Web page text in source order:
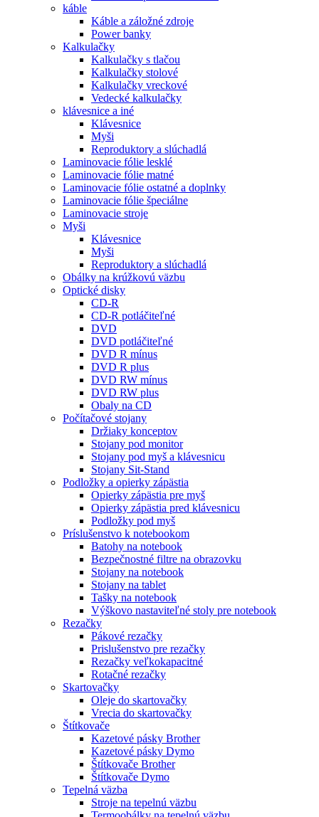
káble
Káble a záložné zdroje
Power banky
Kalkulačky
Kalkulačky s tlačou
Kalkulačky stolové
Kalkulačky vreckové
Vedecké kalkulačky
klávesnice a iné
Klávesnice
Myši
Reproduktory a slúchadlá
Laminovacie fólie lesklé
Laminovacie fólie matné
Laminovacie fólie ostatné a doplnky
Laminovacie fólie špeciálne
Laminovacie stroje
Myši
Klávesnice
Myši
Reproduktory a slúchadlá
Obálky na krúžkovú väzbu
Optické disky
CD-R
CD-R potláčiteľné
DVD
DVD potláčiteľné
DVD R mínus
DVD R plus
DVD RW mínus
DVD RW plus
Obaly na CD
Počítačové stojany
Držiaky konceptov
Stojany pod monitor
Stojany pod myš a klávesnicu
Stojany Sit-Stand
Podložky a opierky zápästia
Opierky zápästia pre myš
Opierky zápästia pred klávesnicu
Podložky pod myš
Príslušenstvo k notebookom
Batohy na notebook
Bezpečnostné filtre na obrazovku
Stojany na notebook
Stojany na tablet
Tašky na notebook
Výškovo nastaviteľné stoly pre notebook
Rezačky
Pákové rezačky
Prislušenstvo pre rezačky
Rezačky veľkokapacitné
Rotačné rezačky
Skartovačky
Oleje do skartovačky
Vrecia do skartovačky
Štítkovače
Kazetové pásky Brother
Kazetové pásky Dymo
Štítkovače Brother
Štítkovače Dymo
Tepelná väzba
Stroje na tepelnú väzbu